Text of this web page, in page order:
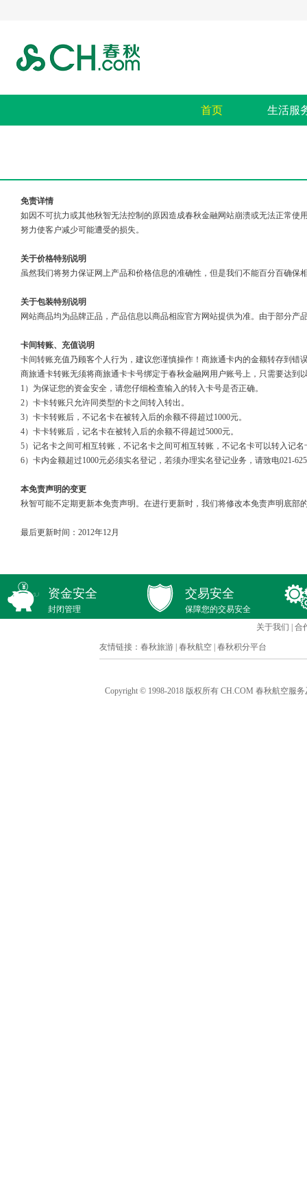
首页 生活服
免责详情
如因不可抗力或其他秋智无法控制的原因造成春秋金融网站崩溃或无法正常
努力使客户减少可能遭受的损失。
关于价格特别说明
虽然我们将努力保证网上产品和价格信息的准确性，但是我们不能百分百确
关于包装特别说明
网站商品均为品牌正品，产品信息以商品相应官方网站提供为准。由于部分
卡间转账、充值说明
卡间转账充值乃顾客个人行为，建议您谨慎操作！商旅通卡内的金额转存到
商旅通卡转账无须将商旅通卡卡号绑定于春秋金融网用户账号上，只需要达到
1）为保证您的资金安全，请您仔细检查输入的转入卡号是否正确。
2）卡卡转账只允许同类型的卡之间转入转出。
3）卡卡转账后，不记名卡在被转入后的余额不得超过1000元。
4）卡卡转账后，记名卡在被转入后的余额不得超过5000元。
5）记名卡之间可相互转账，不记名卡之间可相互转账，不记名卡可以转入记
6）卡内金额超过1000元必须实名登记，若须办理实名登记业务，请致电021-
本免责声明的变更
秋智可能不定期更新本免责声明。在进行更新时，我们将修改本免责声明底部
最后更新时间：2012年12月
资金安全
封闭管理
交易安全
保障您的交易安全
关于我们
合
友情链接： 春秋旅游 春秋航空 春秋积分平台
Copyright © 1998-2018 版权所有 CH.COM 春秋航空服